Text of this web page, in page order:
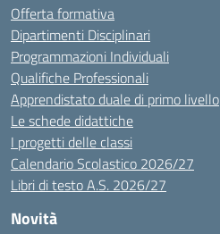
Offerta formativa
Dipartimenti Disciplinari
Programmazioni Individuali
Qualifiche Professionali
Apprendistato duale di primo livello
Le schede didattiche
I progetti delle classi
Calendario Scolastico 2026/27
Libri di testo A.S. 2026/27
Novità